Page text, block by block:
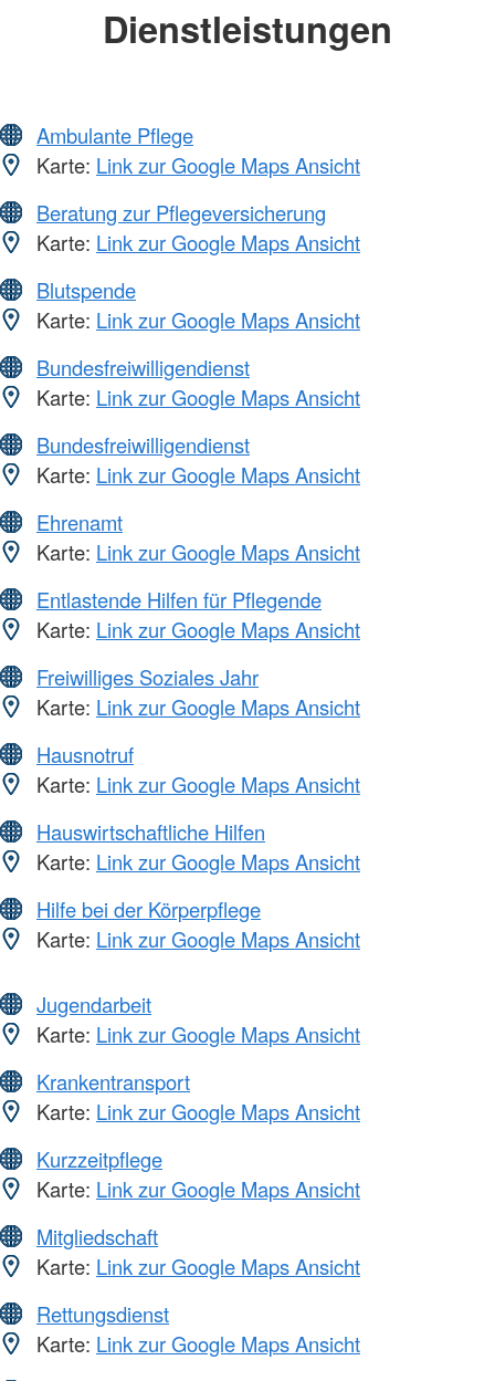
Dienstleistungen
Ambulante Pflege
Karte: Link zur Google Maps Ansicht
Beratung zur Pflegeversicherung
Karte: Link zur Google Maps Ansicht
Blutspende
Karte: Link zur Google Maps Ansicht
Bundesfreiwilligendienst
Karte: Link zur Google Maps Ansicht
Bundesfreiwilligendienst
Karte: Link zur Google Maps Ansicht
Ehrenamt
Karte: Link zur Google Maps Ansicht
Entlastende Hilfen für Pflegende
Karte: Link zur Google Maps Ansicht
Freiwilliges Soziales Jahr
Karte: Link zur Google Maps Ansicht
Hausnotruf
Karte: Link zur Google Maps Ansicht
Hauswirtschaftliche Hilfen
Karte: Link zur Google Maps Ansicht
Hilfe bei der Körperpflege
Karte: Link zur Google Maps Ansicht
Jugendarbeit
Karte: Link zur Google Maps Ansicht
Krankentransport
Karte: Link zur Google Maps Ansicht
Kurzzeitpflege
Karte: Link zur Google Maps Ansicht
Mitgliedschaft
Karte: Link zur Google Maps Ansicht
Rettungsdienst
Karte: Link zur Google Maps Ansicht